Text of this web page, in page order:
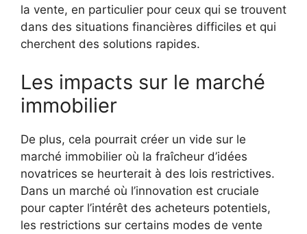
la vente, en particulier pour ceux qui se trouvent
dans des situations financières difficiles et qui
cherchent des solutions rapides.
Les impacts sur le marché
immobilier
De plus, cela pourrait créer un vide sur le
marché immobilier où la fraîcheur d’idées
novatrices se heurterait à des lois restrictives.
Dans un marché où l’innovation est cruciale
pour capter l’intérêt des acheteurs potentiels,
les restrictions sur certains modes de vente